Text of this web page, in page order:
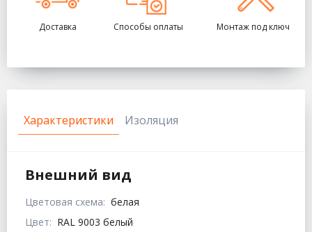
Доставка Способы оплаты Монтаж под ключ
Характеристики Изоляция
Внешний вид
Цветовая схема: белая
Цвет: RAL 9003 белый